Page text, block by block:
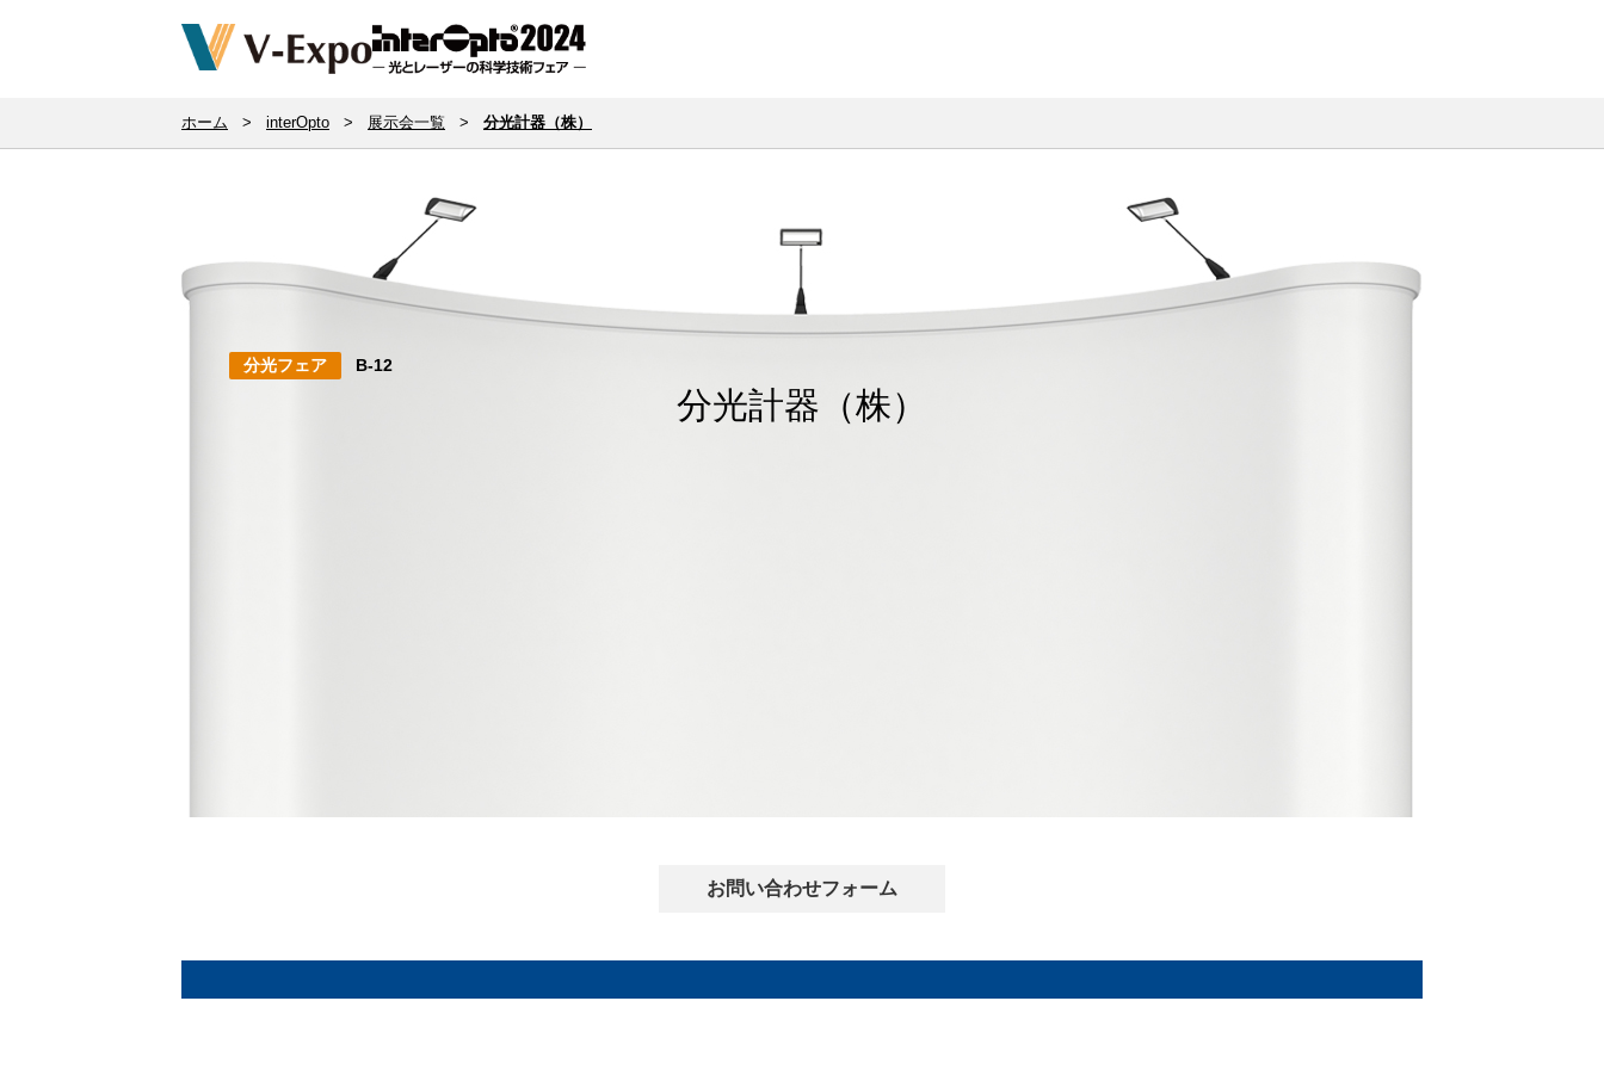
ホーム > interOpto > 展示会一覧 > 分光計器（株）
分光フェア B-12
分光計器（株）
お問い合わせフォーム